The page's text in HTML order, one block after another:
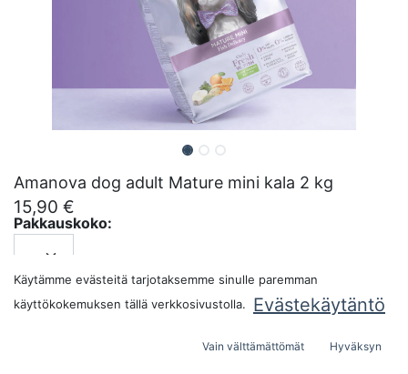
Amanova dog adult Mature mini kala 2 kg
15,90 €
Pakkauskoko:
LISÄÄ OSTOSKORIIN
Käytämme evästeitä tarjotaksemme sinulle paremman
käyttökokemuksen tällä verkkosivustolla.
Evästekäytäntö
Vain välttämättömät Hyväksyn